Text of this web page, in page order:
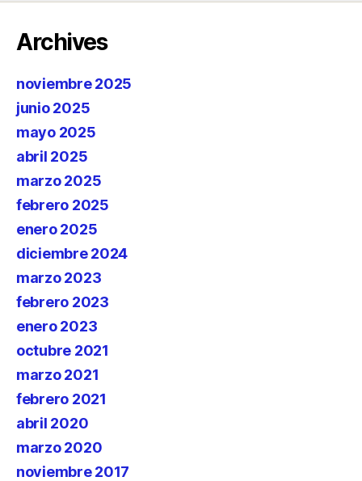
Archives
noviembre 2025
junio 2025
mayo 2025
abril 2025
marzo 2025
febrero 2025
enero 2025
diciembre 2024
marzo 2023
febrero 2023
enero 2023
octubre 2021
marzo 2021
febrero 2021
abril 2020
marzo 2020
noviembre 2017